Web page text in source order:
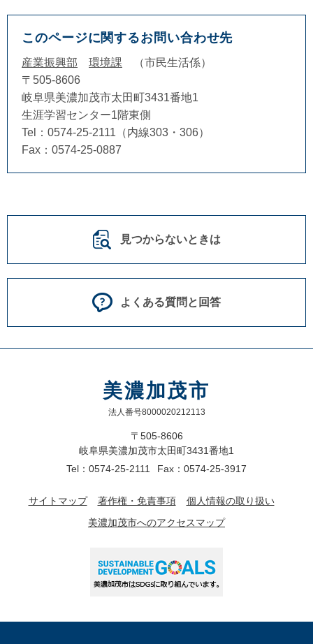
このページに関するお問い合わせ先
産業振興部 環境課
市民生活係
〒505-8606
岐阜県美濃加茂市太田町3431番地1
生涯学習センター1階東側
Tel：0574-25-2111（内線303・306）
Fax：0574-25-0887
見つからないときは
よくある質問と回答
美濃加茂市
法人番号8000020212113
〒505-8606
岐阜県美濃加茂市太田町3431番地1
Tel：0574-25-2111
Fax：0574-25-3917
サイトマップ 著作権・免責事項
個人情報の取り扱い
美濃加茂市へのアクセスマップ